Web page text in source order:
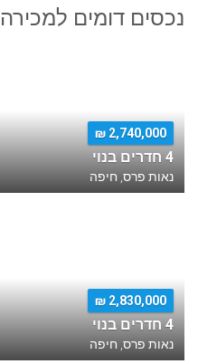
נכסים דומים למכירה
2,740,000 ₪
4 חדרים בנוי
נאות פרס, חיפה
2,830,000 ₪
4 חדרים בנוי
נאות פרס, חיפה